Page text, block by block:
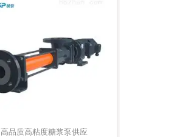
高品质高粘度糖浆泵供应